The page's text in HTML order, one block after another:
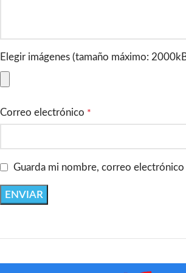
Elegir imágenes (tamaño máximo:
Correo electrónico *
Guarda mi nombre, correo